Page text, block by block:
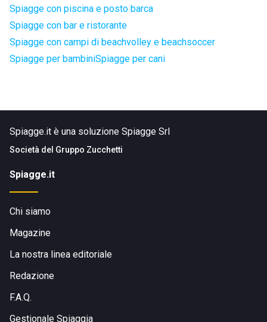
Spiagge con piscina e posto barca
Spiagge con bar e ristorante
Spiagge con campi di beachvolley e beachsoccer
Spiagge per bambiniSpiagge per cani
Spiagge.it è una soluzione Spiagge Srl
Società del Gruppo Zucchetti
Spiagge.it
Chi siamo
Magazine
La nostra linea editoriale
Redazione
F.A.Q.
Gestionale Spiaggia